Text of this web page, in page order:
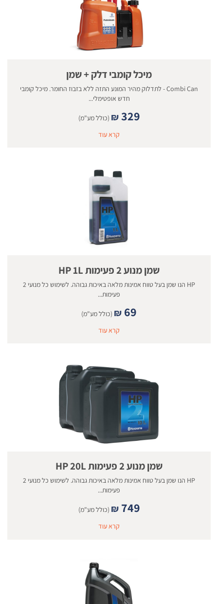
מיכל קומבי דלק + שמן
Combi Can - לתדלוק מהיר המונע התזה ללא בזבוז החומר. מיכל קומבי
חדש אופטימלי...
₪ 329
(כולל מע"מ)
קרא עוד
שמן מנוע 2 פעימות HP 1L
HP הנו שמן בעל טווח אמינות מלאה באיכות גבוהה. לשימוש כל מנועי 2
פעימות...
₪ 69
(כולל מע"מ)
קרא עוד
שמן מנוע 2 פעימות HP 20L
HP הנו שמן בעל טווח אמינות מלאה באיכות גבוהה. לשימוש כל מנועי 2
פעימות...
₪ 749
(כולל מע"מ)
קרא עוד